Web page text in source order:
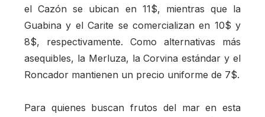
el Cazón se ubican en 11$, mientras que la
Guabina y el Carite se comercializan en 10$ y
8$, respectivamente. Como alternativas más
asequibles, la Merluza, la Corvina estándar y el
Roncador mantienen un precio uniforme de 7$.
Para quienes buscan frutos del mar en esta